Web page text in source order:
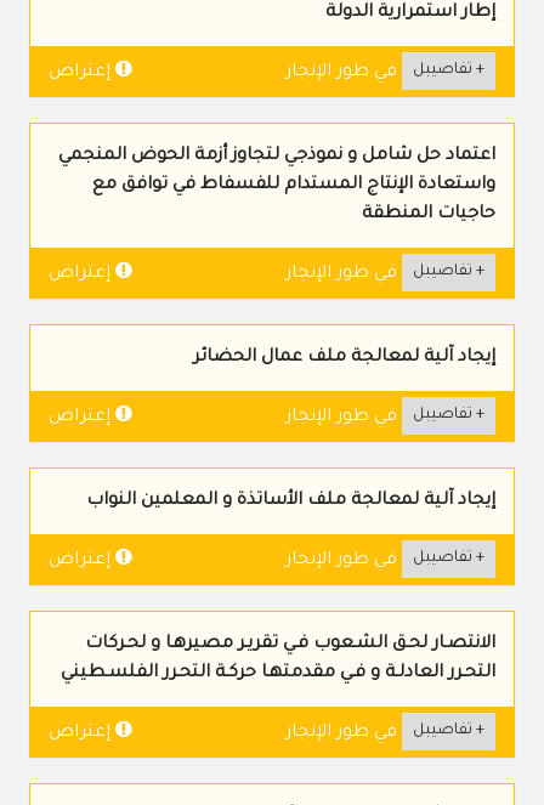
إطار استمرارية الدولة
+ تفاصيبل في طور الإنجاز إعتراض
اعتماد حل شامل و نموذجي لتجاوز أزمة الحوض المنجمي
واستعادة الإنتاج المستدام للفسفاط في توافق مع
حاجيات المنطقة
+ تفاصيبل في طور الإنجاز إعتراض
إيجاد آلية لمعالجة ملف عمال الحضائر
+ تفاصيبل في طور الإنجاز إعتراض
إيجاد آلية لمعالجة ملف الأساتذة و المعلمين النواب
+ تفاصيبل في طور الإنجاز إعتراض
الانتصـار لحـق الشـعوب فـي تقريـر مصيرهـا و لحـركات
التحـرر العادلـة و فـي مقدمتهـا حركـة التحـرر الفلسـطيني
+ تفاصيبل في طور الإنجاز إعتراض